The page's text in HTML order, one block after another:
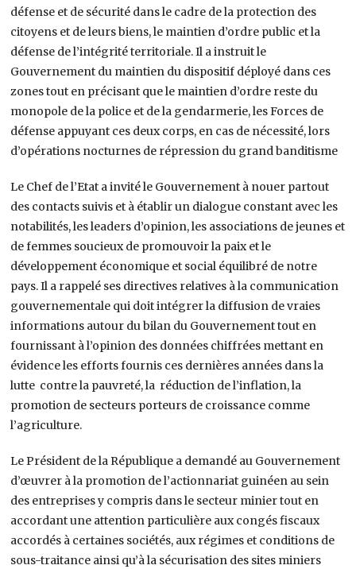
défense et de sécurité dans le cadre de la protection des
citoyens et de leurs biens, le maintien d’ordre public et la
défense de l’intégrité territoriale. Il a instruit le
Gouvernement du maintien du dispositif déployé dans ces
zones tout en précisant que le maintien d’ordre reste du
monopole de la police et de la gendarmerie, les Forces de
défense appuyant ces deux corps, en cas de nécessité, lors
d’opérations nocturnes de répression du grand banditisme
Le Chef de l’Etat a invité le Gouvernement à nouer partout
des contacts suivis et à établir un dialogue constant avec les
notabilités, les leaders d’opinion, les associations de jeunes et
de femmes soucieux de promouvoir la paix et le
développement économique et social équilibré de notre
pays. Il a rappelé ses directives relatives à la communication
gouvernementale qui doit intégrer la diffusion de vraies
informations autour du bilan du Gouvernement tout en
fournissant à l’opinion des données chiffrées mettant en
évidence les efforts fournis ces dernières années dans la
lutte contre la pauvreté, la réduction de l’inflation, la
promotion de secteurs porteurs de croissance comme
l’agriculture.
Le Président de la République a demandé au Gouvernement
d’œuvrer à la promotion de l’actionnariat guinéen au sein
des entreprises y compris dans le secteur minier tout en
accordant une attention particulière aux congés fiscaux
accordés à certaines sociétés, aux régimes et conditions de
sous-traitance ainsi qu’à la sécurisation des sites miniers